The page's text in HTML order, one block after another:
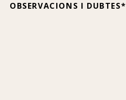
OBSERVACIONS I DUBTES*